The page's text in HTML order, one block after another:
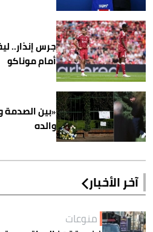
جرس إنذار..
أمام موناكو
«بين
والده
آخر الأخبار
منوعات